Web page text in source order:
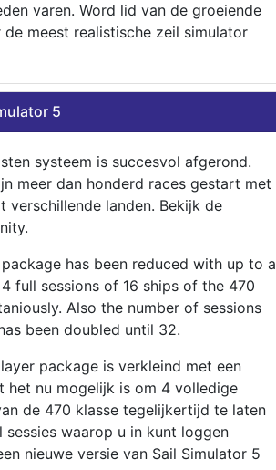
varen. Word lid van de groeiende
meest realistische zeil simulator
5
systeem is succesvol afgerond.
meer dan honderd races gestart met
verschillende landen. Bekijk de
has been reduced with up to a
full sessions of 16 ships of the 470
Also the number of sessions
been doubled until 32.
package is verkleind met een
het nu mogelijk is om 4 volledige
de 470 klasse tegelijkertijd te laten
sessies waarop u in kunt loggen
nieuwe versie van Sail Simulator 5